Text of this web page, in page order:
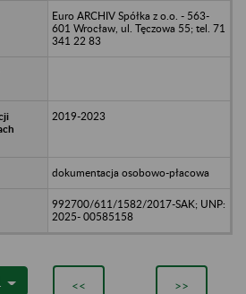
Euro ARCHIV Spółka z o.o. - 563-
601 Wrocław, ul. Tęczowa 55; tel. 71
341 22 83
2019-2023
dokumentacja osobowo-płacowa
992700/611/1582/2017-SAK; UNP:
2025- 00585158
<< >>